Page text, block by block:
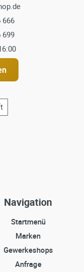
666
699
Navigation
Startmenü
Marken
Gewerkeshops
Anfrage